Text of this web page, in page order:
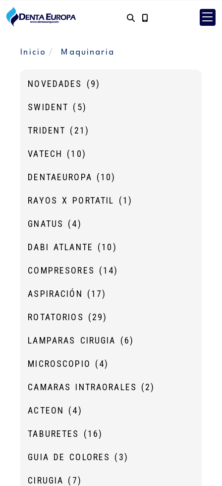
Inicio Maquinaria
NOVEDADES (9)
SWIDENT (5)
TRIDENT (21)
VATECH (10)
DENTAEUROPA (10)
RAYOS X PORTATIL (1)
GNATUS (4)
DABI ATLANTE (10)
COMPRESORES (14)
ASPIRACIÓN (17)
ROTATORIOS (29)
LAMPARAS CIRUGIA (6)
MICROSCOPIO (4)
CAMARAS INTRAORALES (2)
ACTEON (4)
TABURETES (16)
GUIA DE COLORES (3)
CIRUGIA (7)